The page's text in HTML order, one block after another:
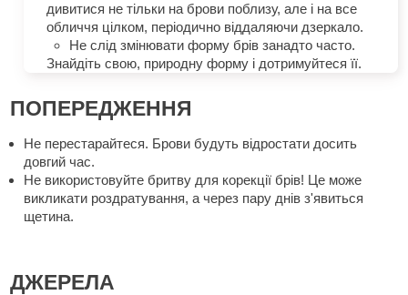
дивитися не тільки на брови поблизу, але і на все
обличчя цілком, періодично віддаляючи дзеркало.
Не слід змінювати форму брів занадто часто.
Знайдіть свою, природну форму і дотримуйтеся її.
ПОПЕРЕДЖЕННЯ
Не перестарайтеся. Брови будуть відростати досить
довгий час.
Не використовуйте бритву для корекції брів! Це може
викликати роздратування, а через пару днів з'явиться
щетина.
ДЖЕРЕЛА